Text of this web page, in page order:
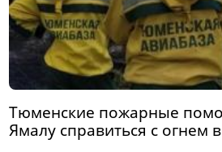
Тюменские пожарные
Ямалу справиться с огнем